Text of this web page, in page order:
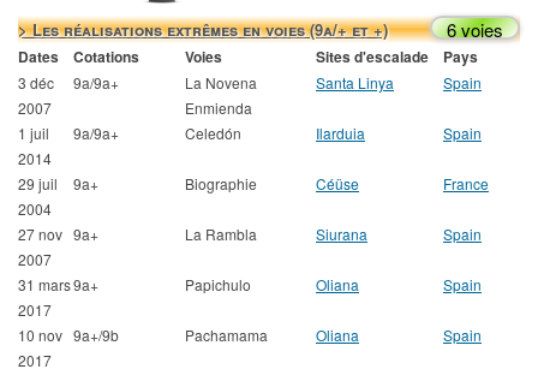
> Les réalisations extrêmes en voies (9a/+ et +) 6 voies
Dates Cotations Voies Sites d'escalade Pays
3 déc
2007
9a/9a+
La Novena
Enmienda
Santa Linya Spain
1 juil
2014
9a/9a+ Celedón Ilarduia Spain
29 juil
2004
9a+ Biographie Céüse France
27 nov
2007
9a+ La Rambla Siurana Spain
31 mars
2017
9a+ Papichulo Oliana Spain
10 nov
2017
9a+/9b Pachamama Oliana Spain